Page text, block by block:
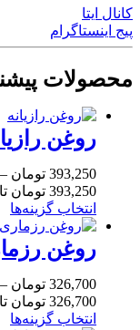
کانال ایتا
پیج اینستاگرام
محصولات
روغن
393,250 تومان –
393,250 تومان تا 8,954,000 تومان
انتخاب گزینه‌ها
روغن
326,700 تومان –
326,700 تومان تا 653,400 تومان
انتخاب گزینه‌ها